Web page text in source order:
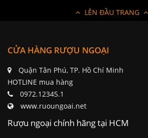
LÊN ĐẦU TRANG
CỬA HÀNG RƯỢU NGOẠI
Quận Tân Phú, TP. Hồ Chí Minh
HOTLINE mua hàng
0972.12345.1
www.ruoungoai.net
Rượu ngoại chính hãng tại HCM